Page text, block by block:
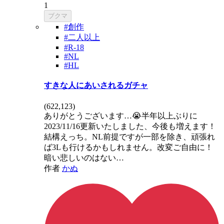
1
ブクマ
#創作
#二人以上
#R-18
#NL
#HL
すきな人にあいされるガチャ
(622,123)
ありがとうございます…😭半年以上ぶりに
2023/11/16更新いたしました、今後も増えます！
結構えっち。NL前提ですが一部を除き、頑張れ
ば3Lも行けるかもしれません。改変ご自由に！
暗い悲しいのはない…
作者 かぬ